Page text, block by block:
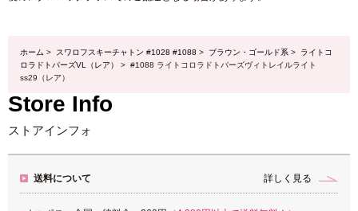
ホーム > スワロフスキーチャトン #1028 #1088 > ブラウン・ゴールド系 > ライトコ
ロラドトパーズVL（レア）
> #1088 ライトコロラドトパーズヴィトレイルライト
ss29（レア）
Store Info
ストアインフォ
送料について 詳しく見る